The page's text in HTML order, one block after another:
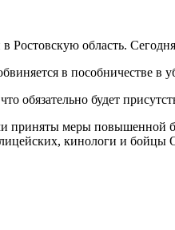
Ростовскую область.
в пособничестве
обязательно будет
приняты меры повышенной
кинологи и